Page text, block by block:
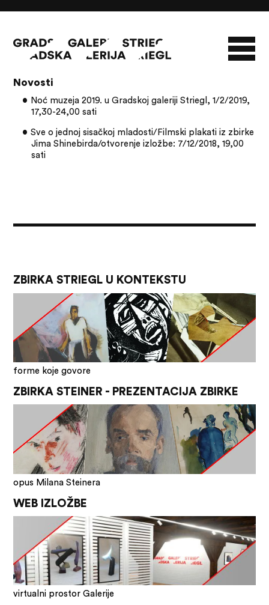
NOVOSTI
O GALERIJI
ZBIRKA STRIEGL LIKOVNA ZBIRKA
Novosti
Noć muzeja 2019. u Gradskoj galeriji Striegl, 1/2/2019,
17,30-24,00 sati
Sve o jednoj sisačkoj mladosti/Filmski plakati iz zbirke
Jima Shinebirda/otvorenje izložbe: 7/12/2018, 19,00
sati
ZBIRKA STRIEGL U KONTEKSTU
forme koje govore
ZBIRKA STEINER - PREZENTACIJA ZBIRKE
opus Milana Steinera
WEB IZLOŽBE
virtualni prostor Galerije